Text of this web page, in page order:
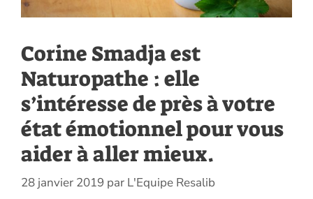
Corine Smadja est
Naturopathe : elle
s’intéresse de près à votre
état émotionnel pour vous
aider à aller mieux.
28 janvier 2019 par L'Equipe Resalib